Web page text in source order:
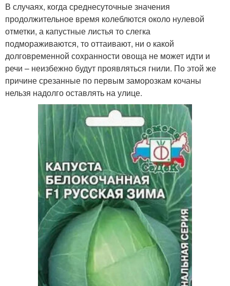
В случаях, когда среднесуточные значения
продолжительное время колеблются около нулевой
отметки, а капустные листья то слегка
подмораживаются, то оттаивают, ни о какой
долговременной сохранности овоща не может идти и
речи – неизбежно будут проявляться гнили. По этой же
причине срезанные по первым заморозкам кочаны
нельзя надолго оставлять на улице.